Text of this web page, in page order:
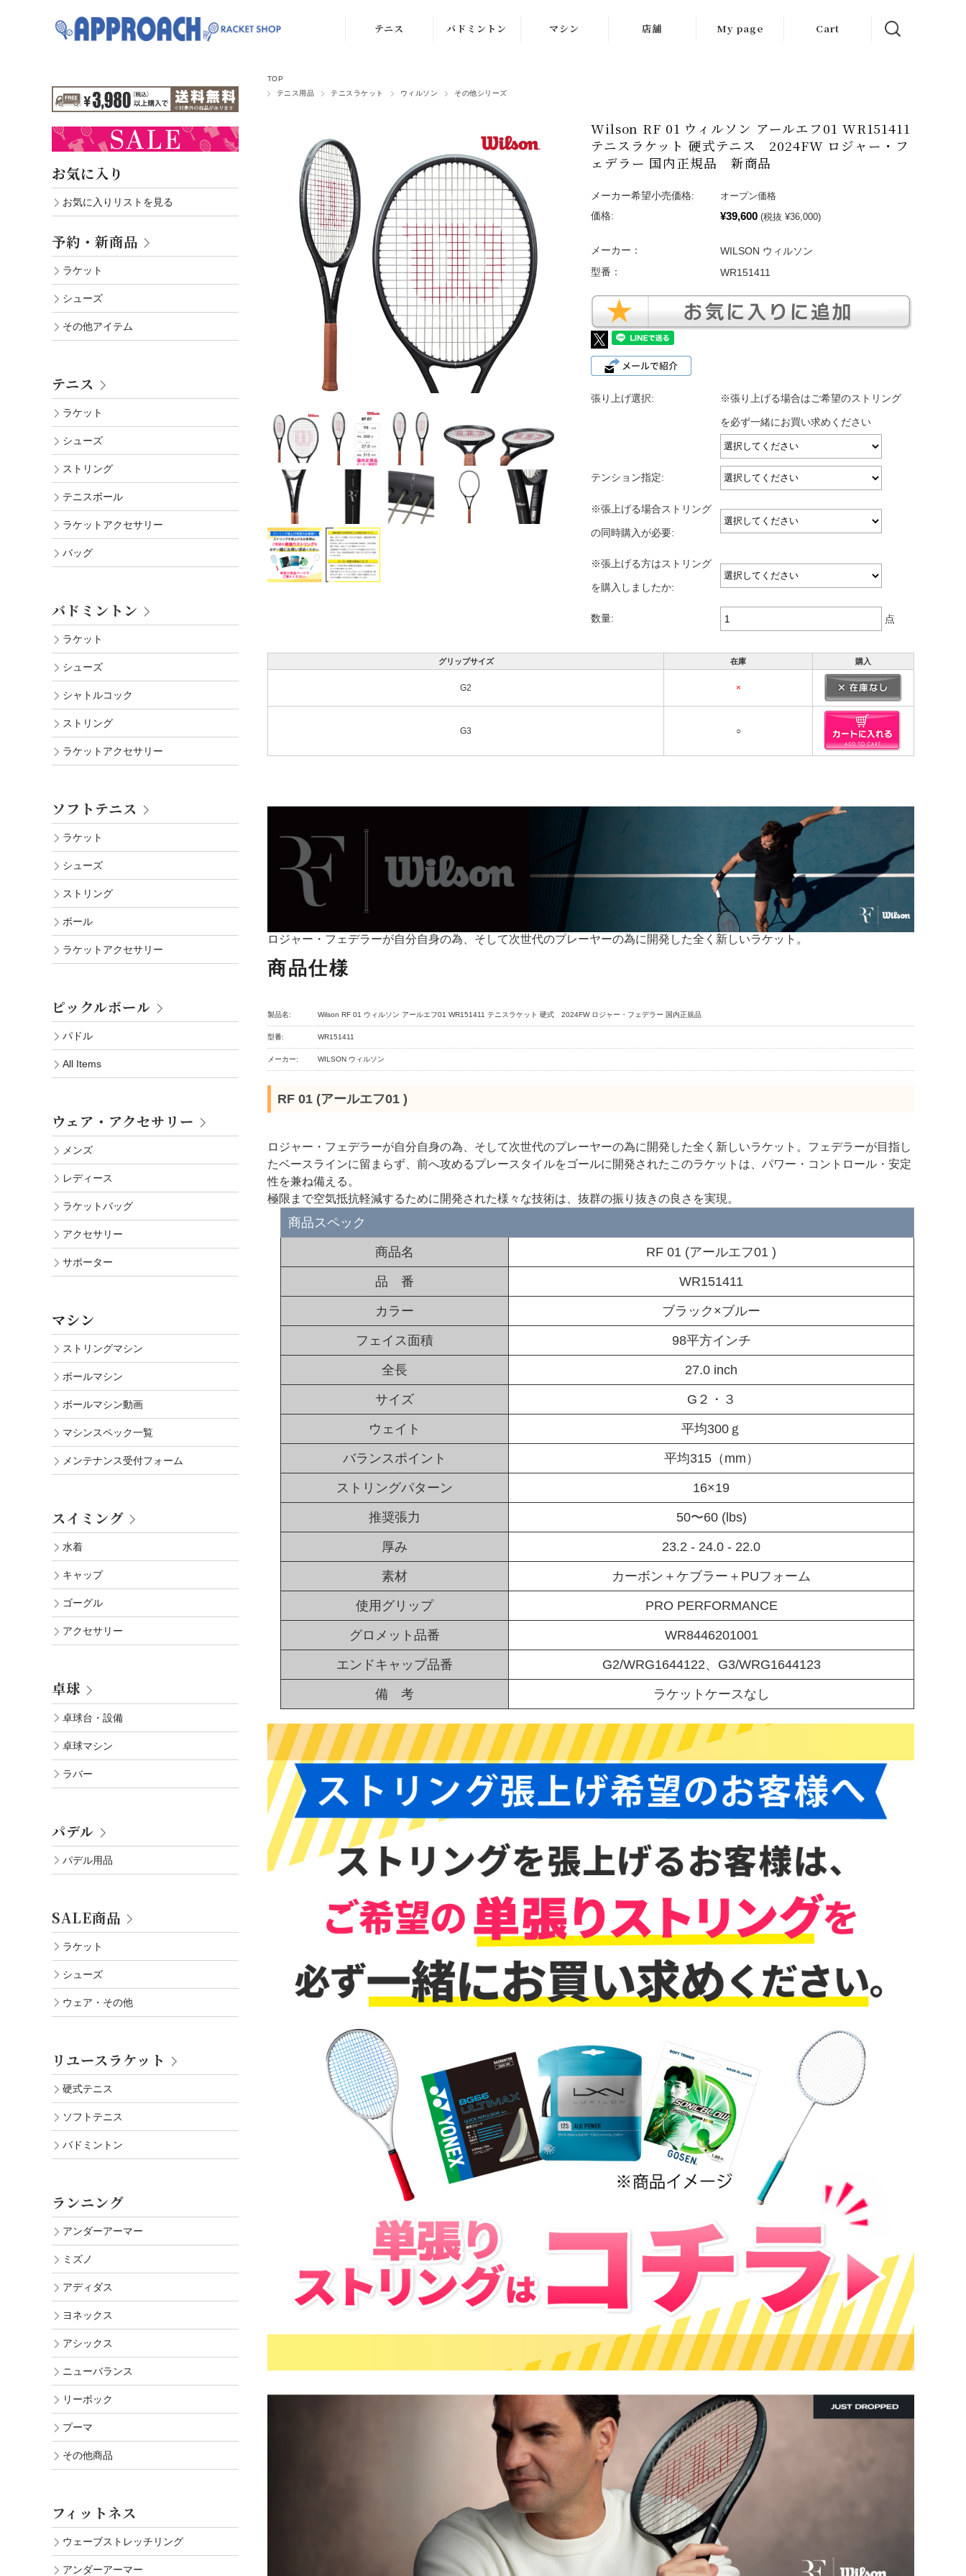
テニス
シューズ
テニスボール
ウェア
アクセサリ
バッグ
バドミントン
シューズ
シャトルコック
ウェア
アクセサリ
マシン
マシン紹介動画
修理メンテナンス
店舗
岐阜店
My page Cart
TOP
テニス用品
テニスラケット ウィルソン その他シリーズ
Wilson RF 01 ウィルソン アールエフ01 WR151411
テニスラケット 硬式テニス 2024FW ロジャー・フ
ェデラー 国内正規品 新商品
メーカー希望小売価格:
オープン価格
価格:
¥39,600 (税抜 ¥36,000)
メーカー：
WILSON ウィルソン
型番：
WR151411
張り上げ選択: ※張り上げる場合はご希望のストリング
を必ず一緒にお買い求めください
テンション指定:
※張上げる場合ストリング
の同時購入が必要:
※張上げる方はストリング
を購入しましたか:
数量: 点
グリップサイズ 在庫 購入
G2 ×
G3 ○
ロジャー・フェデラーが自分自身の為、そして次世代のプレーヤーの為に開発した全く新しいラケット。
商品仕様
製品名: Wilson RF 01 ウィルソン アールエフ01 WR151411 テニスラケット 硬式 2024FW ロジャー・フェデラー 国内正規品
型番: WR151411
メーカー: WILSON ウィルソン
RF 01 (アールエフ01 )
ロジャー・フェデラーが自分自身の為、そして次世代のプレーヤーの為に開発した全く新しいラケット。フェデラーが目指し
たベースラインに留まらず、前へ攻めるプレースタイルをゴールに開発されたこのラケットは、パワー・コントロール・安定
性を兼ね備える。
極限まで空気抵抗軽減するために開発された様々な技術は、抜群の振り抜きの良さを実現。
商品スペック
商品名 RF 01 (アールエフ01 )
品 番 WR151411
カラー ブラック×ブルー
フェイス面積 98平方インチ
全長 27.0 inch
サイズ G２・３
ウェイト 平均300ｇ
バランスポイント 平均315（mm）
ストリングパターン 16×19
推奨張力 50〜60 (lbs)
厚み 23.2 - 24.0 - 22.0
素材 カーボン＋ケブラー＋PUフォーム
使用グリップ PRO PERFORMANCE
グロメット品番 WR8446201001
エンドキャップ品番 G2/WRG1644122、G3/WRG1644123
備 考 ラケットケースなし
お気に入り
お気に入りリストを見る
予約・新商品
ラケット
シューズ
その他アイテム
テニス
ラケット
シューズ
ストリング
テニスボール
ラケットアクセサリー
バッグ
バドミントン
ラケット
シューズ
シャトルコック
ストリング
ラケットアクセサリー
ソフトテニス
ラケット
シューズ
ストリング
ボール
ラケットアクセサリー
ピックルボール
パドル
All Items
ウェア・アクセサリー
メンズ
レディース
ラケットバッグ
アクセサリー
サポーター
マシン
ストリングマシン
ボールマシン
ボールマシン動画
マシンスペック一覧
メンテナンス受付フォーム
スイミング
水着
キャップ
ゴーグル
アクセサリー
卓球
卓球台・設備
卓球マシン
ラバー
パデル
パデル用品
SALE商品
ラケット
シューズ
ウェア・その他
リユースラケット
硬式テニス
ソフトテニス
バドミントン
ランニング
アンダーアーマー
ミズノ
アディダス
ヨネックス
アシックス
ニューバランス
リーボック
プーマ
その他商品
フィットネス
ウェーブストレッチリング
アンダーアーマー